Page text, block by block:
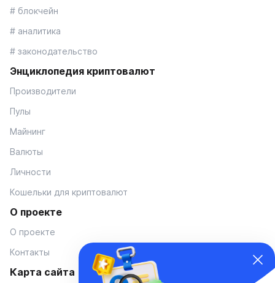
# блокчейн
# аналитика
# законодательство
Энциклопедия криптовалют
Производители
Пулы
Майнинг
Валюты
Личности
Кошельки для криптовалют
О проекте
О проекте
Контакты
Карта сайта